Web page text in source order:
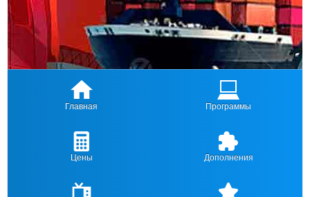
Главная Программы
Цены Дополнения